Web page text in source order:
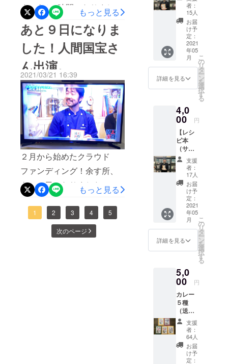
す！あと6時間になりまし
た。本当にありがとうござ
います！500円クーポンと言
うのが使えるらしいです。
気付かなくて申し訳ありま
せん！https://help.camp-
fire.jp/hc/ja/articles/9000052
12166どうぞ宜しくお願い
します！
もっと見る
あと９日になりま
した！人間国宝さ
ん出演。
2021/03/21 16:39
２月から始めたクラウド
ファンディング！余す所、
あと９日になりました！目
標200万行ったらありがたい
です。と言う時に関西テレ
ビ『よーい！ドン！』の出
もっと見る
1 2 3 4 5
次のページ
平和にす
る」と言う
メッセージ
を伝えた。
その後、17
年続けてき
たレストラ
にも関わら
ずいきなり
閉店。もっ
と世界の歴
史や文化を
伝えたい
と、世界の
料理のレト
ルト製造販
売を始め
る。現在は
の料理の可
し、講演、
セミナー、
執筆活動を
通じて、難
民の支援、
飢餓の支援
などを精力
的に行って
り）＋
お礼の
手紙】
・『全
196ヵ国
おうち
で作れ
る世界
のレシ
ピ』１
冊 ・本
山から
セージ
を同封
いたし
ます ★
出版社
の販売
許可い
ただい
ており
ます。
ご支援
額は
2000
円〜お
好きな
額まで
設定す
者：
15人
お届
け予
定：
2021
年05
月
詳細を見る
こ
の
リ
タ
ー
ン
を
選
択
す
る
4,0
00 円
【レシ
ピ本
（サイ
ン入
り）＋
お礼の
手紙】
・『世
界のお
つまみ
レシ
ピ』１
冊 ・私
からの
メッ
セージ
いたし
ます ★
出版社
の販売
許可い
ただい
ており
ます。
ご支援
額は
2000
円〜お
支援
者：
17人
お届
け予
定：
2021
年05
月
詳細を見る
こ
の
リ
タ
ー
ン
を
選
択
す
る
5,0
00 円
カレー
５種
（送料
込）
【限定
価格】
①マイ
ルドチ
キン
支援
者：
64人
お届
け予
定：